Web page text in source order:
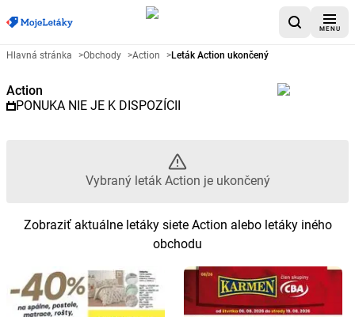
MENU
Reklamný leták Action -
Hlavná stránka >Obchody >Action >Leták Action ukončený
Action
PONUKA NIE JE K DISPOZÍCII
Vybraný leták Action je ukončený
Zobraziť aktuálne letáky siete Action alebo letáky iného
obchodu